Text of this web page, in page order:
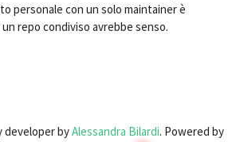
personale con un solo maintainer è
repo condiviso avrebbe senso.
developer byAlessandra Bilardi. Powered by